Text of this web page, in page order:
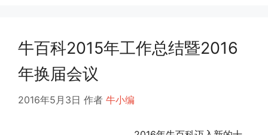
牛百科2015年工作总结暨2016
年换届会议
2016年5月3日 作者 牛小编